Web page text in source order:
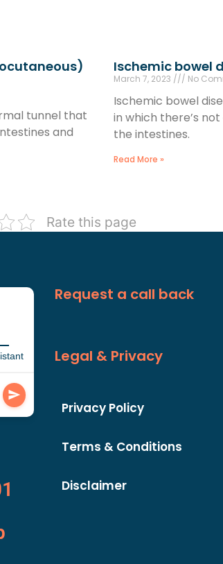
tunnel that
and
Ischemic bowel
March 7, 2023 No
Ischemic bowel
in which there’s
the intestines.
Read More »
Rate this page
Request a call back
Legal & Privacy
Privacy Policy
Terms & Conditions
Disclaimer